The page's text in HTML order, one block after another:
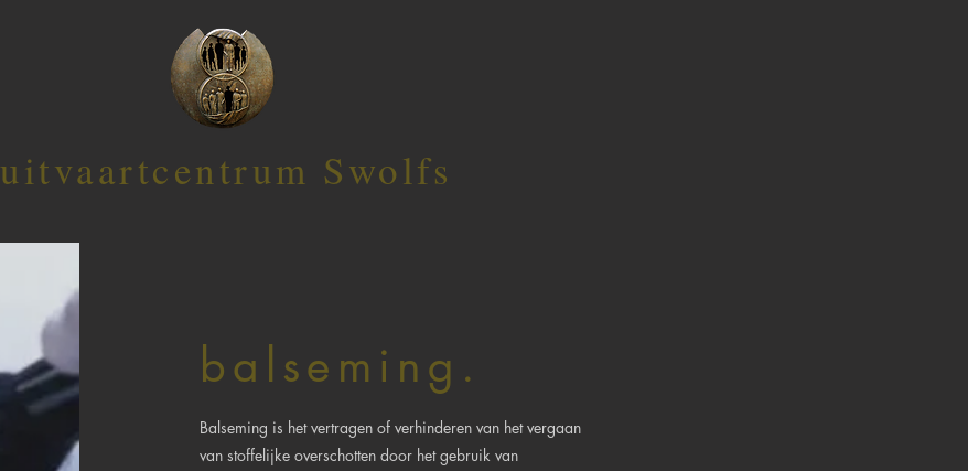
uitvaartcentrum Swolfs
balseming.
Balseming is het vertragen of verhinderen van het vergaan
van stoffelijke overschotten door het gebruik van